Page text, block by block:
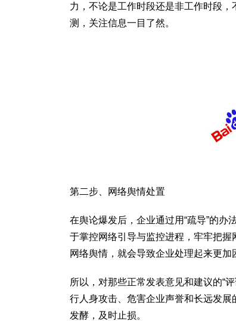
力，不论是工作时段还是非工作时段
测，关注信息一目了然。
第二步、网络舆情处置
在舆论爆发后，企业通过用“疏导”的
于掌控网络引导与监控进程，牢牢把握
网络舆情，就会导致企业处理起来更加
所以，对那些正常发表意见和建议的“
行人身攻击、危害企业声誉和长远发
发酵，及时止损。